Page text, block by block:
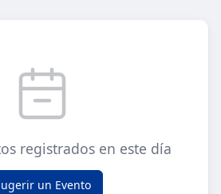
registrados en este día
un Evento